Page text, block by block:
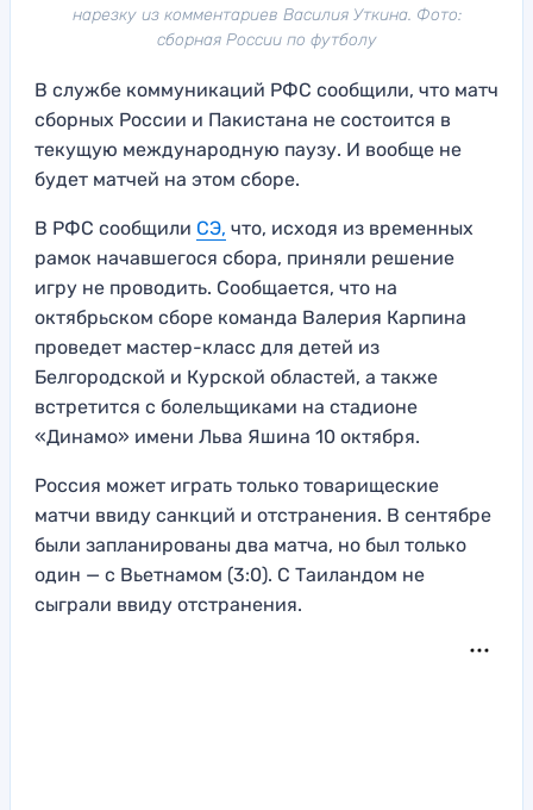
нарезку из комментариев Василия Уткина. Фото:
сборная России по футболу
В службе коммуникаций РФС сообщили, что матч
сборных России и Пакистана не состоится в
текущую международную паузу. И вообще не
будет матчей на этом сборе.
В РФС сообщили СЭ, что, исходя из временных
рамок начавшегося сбора, приняли решение
игру не проводить. Сообщается, что на
октябрьском сборе команда Валерия Карпина
проведет мастер-класс для детей из
Белгородской и Курской областей, а также
встретится с болельщиками на стадионе
«Динамо» имени Льва Яшина 10 октября.
Россия может играть только товарищеские
матчи ввиду санкций и отстранения. В сентябре
были запланированы два матча, но был только
один — с Вьетнамом (3:0). С Таиландом не
сыграли ввиду отстранения.